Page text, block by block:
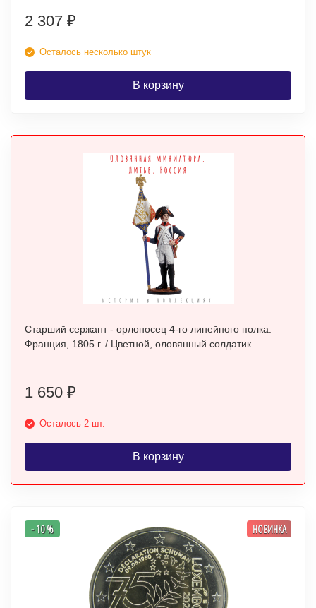
2 307 ₽
Осталось несколько штук
В корзину
Старший сержант - орлоносец 4-го линейного полка.
Франция, 1805 г. / Цветной, оловянный солдатик
1 650 ₽
Осталось 2 шт.
В корзину
- 10 % НОВИНКА